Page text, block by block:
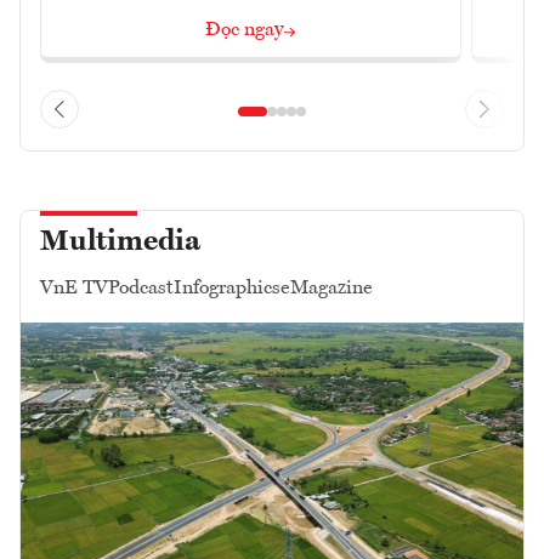
Đọc ngay
Multimedia
VnE TVPodcastInfographicseMagazine